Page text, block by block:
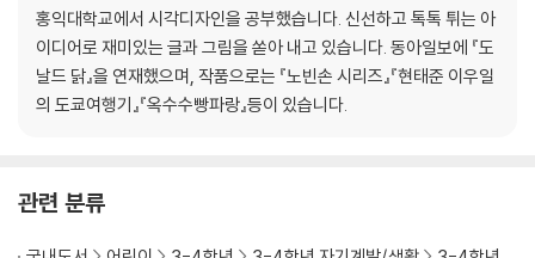
티비글스탄 - 방송 작가
매직란드 - 마술사
알록달록란드 - 컬러리스트
판타스토리아 - 동화 작가
훨훨난다라 - 조류학자
홍익대학교에서 시각디자인을 공부했습니다. 신선하고 톡톡 튀는 아
이디어로 재미있는 글과 그림을 쏟아 내고 있습니다. 동아일보에 『도
날드 닭』을 연재했으며, 작품으로는 『노빈손 시리즈』『현태준 이우일
의 도쿄여행기』『옥수수빵파랑』등이 있습니다.
관련 분류